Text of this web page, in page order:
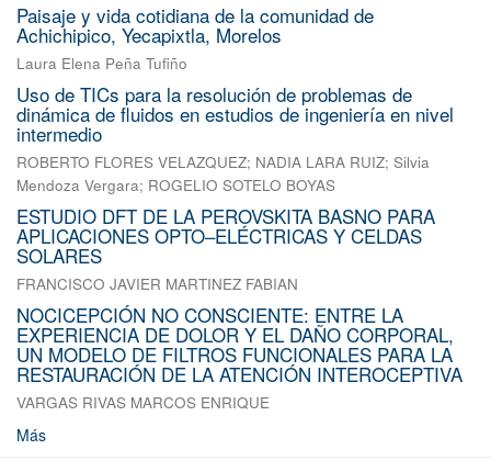
Paisaje y vida cotidiana de la comunidad de
Achichipico, Yecapixtla, Morelos
Laura Elena Peña Tufiño
Uso de TICs para la resolución de problemas de
dinámica de fluidos en estudios de ingeniería en nivel
intermedio
ROBERTO FLORES VELAZQUEZ; NADIA LARA RUIZ; Silvia
Mendoza Vergara; ROGELIO SOTELO BOYAS
ESTUDIO DFT DE LA PEROVSKITA BASNO PARA
APLICACIONES OPTO–ELÉCTRICAS Y CELDAS
SOLARES
FRANCISCO JAVIER MARTINEZ FABIAN
NOCICEPCIÓN NO CONSCIENTE: ENTRE LA
EXPERIENCIA DE DOLOR Y EL DAÑO CORPORAL,
UN MODELO DE FILTROS FUNCIONALES PARA LA
RESTAURACIÓN DE LA ATENCIÓN INTEROCEPTIVA
VARGAS RIVAS MARCOS ENRIQUE
Más